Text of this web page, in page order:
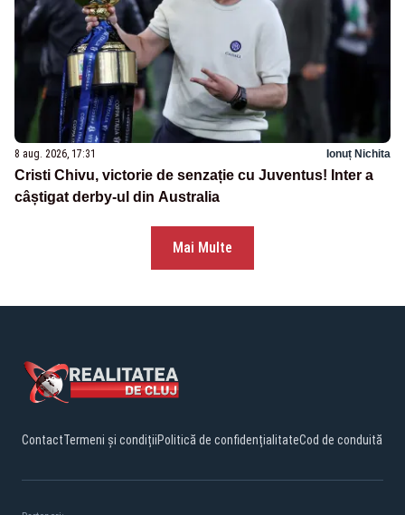
8 aug. 2026, 17:31 Ionuț Nichita
Cristi Chivu, victorie de senzație cu Juventus! Inter a
câștigat derby-ul din Australia
Mai Multe
ContactTermeni și condițiiPolitică de confidențialitateCod de conduită